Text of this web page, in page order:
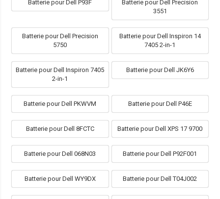
Batterie pour Dell P93F
Batterie pour Dell Precision
3551
Batterie pour Dell Precision
5750
Batterie pour Dell Inspiron 14
7405 2-in-1
Batterie pour Dell Inspiron 7405
2-in-1
Batterie pour Dell JK6Y6
Batterie pour Dell PKWVM Batterie pour Dell P46E
Batterie pour Dell 8FCTC Batterie pour Dell XPS 17 9700
Batterie pour Dell 068N03 Batterie pour Dell P92F001
Batterie pour Dell WY9DX Batterie pour Dell T04J002